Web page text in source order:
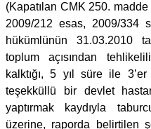
(Kapatılan CMK 250.
2009/212 esas, 2009/334
hükümlünün 31.03.2010
toplum açısından
kalktığı, 5 yıl süre ile
teşekküllü bir devlet
yaptırmak kaydıyla
üzerine, raporda belirtilen